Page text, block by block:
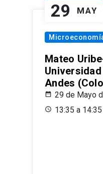
29 MAY
Mateo
Andes
29 de Mayo
13:35 a 14:35